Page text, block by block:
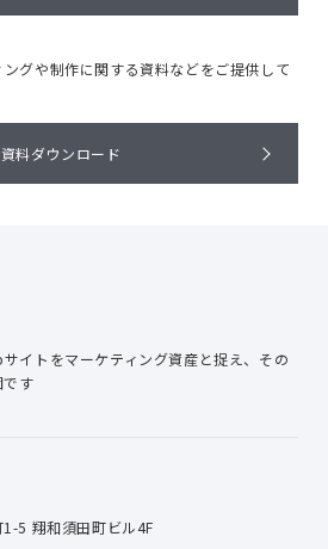
グや制作に関する資料などをご提供して
資料ダウンロード
イトをマーケティング資産と捉え、 その
す
5 翔和須田町ビル4F